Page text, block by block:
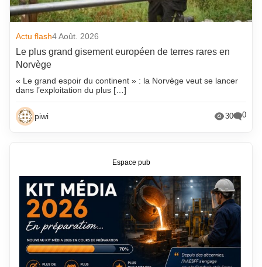
Actu flash4 Août. 2026
Le plus grand gisement européen de terres rares en
Norvège
« Le grand espoir du continent » : la Norvège veut se lancer
dans l’exploitation du plus […]
piwi 30 0
Espace pub